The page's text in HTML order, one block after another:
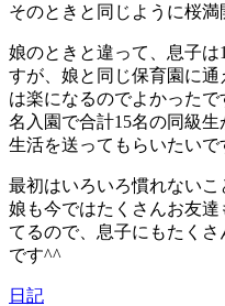
そのときと同じように桜満
娘のときと違って、息子は
すが、娘と同じ保育園に通
は楽になるのでよかった
名入園で合計15名の同級
生活を送ってもらいたいで
最初はいろいろ慣れないこ
娘も今ではたくさんお友
てるので、息子にもたく
です^^
日記